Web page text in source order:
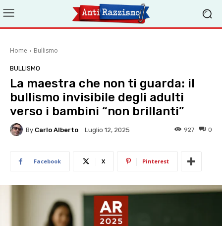
Home Bullismo
BULLISMO
La maestra che non ti guarda: il
bullismo invisibile degli adulti
verso i bambini “non brillanti”
By Carlo Alberto Luglio 12, 2025 0
927
Facebook X Pinterest